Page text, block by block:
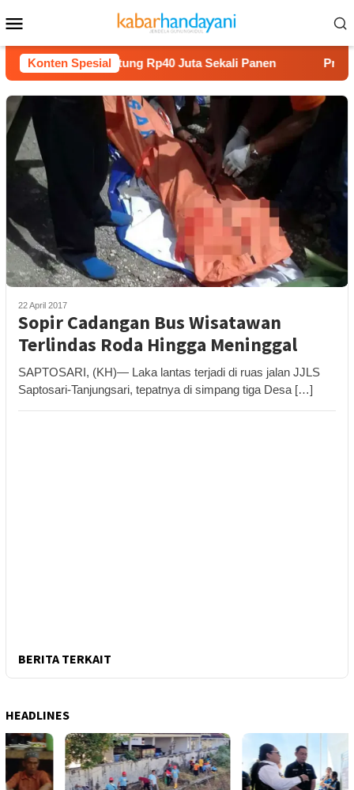
ke
kontenMobile
Konten Spesial
Melon Untung Rp40 Juta Sekali Panen
22 April 2017
Sopir Cadangan Bus Wisatawan
Terlindas Roda Hingga Meninggal
SAPTOSARI, (KH)— Laka lantas terjadi di ruas jalan JJLS
Saptosari-Tanjungsari, tepatnya di simpang tiga Desa […]
BERITA TERKAIT
HEADLINES